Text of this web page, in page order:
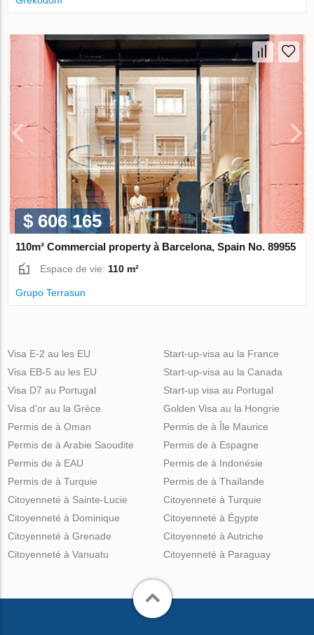
$ 606 165
110m² Commercial property à Barcelona, Spain No. 89955
Espace de vie: 110 m²
Grupo Terrasun
Visa E-2 au les EU
Visa EB-5 au les EU
Visa D7 au Portugal
Visa d'or au la Grèce
Start-up-visa au la France
Start-up-visa au la Canada
Start-up visa au Portugal
Golden Visa au la Hongrie
Permis de à Oman
Permis de à Arabie Saoudite
Permis de à EAU
Permis de à Turquie
Permis de à Île Maurice
Permis de à Espagne
Permis de à Indonésie
Permis de à Thaïlande
Citoyenneté à Sainte-Lucie
Citoyenneté à Dominique
Citoyenneté à Grenade
Citoyenneté à Vanuatu
Citoyenneté à Turquie
Citoyenneté à Égypte
Citoyenneté à Autriche
Citoyenneté à Paraguay